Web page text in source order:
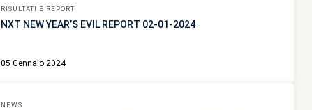
RISULTATI E REPORT
NXT NEW YEAR’S EVIL REPORT 02-01-2024
05 Gennaio 2024
NEWS